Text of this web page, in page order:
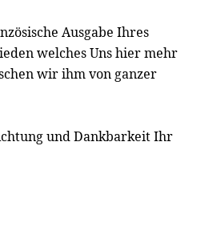
Ausgabe Ihres
welches Uns hier mehr
wir ihm von ganzer
und Dankbarkeit Ihr